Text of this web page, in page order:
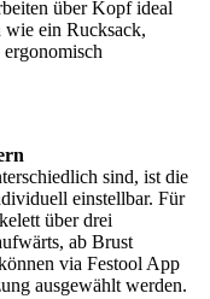
über Kopf ideal
wie ein Rucksack,
sind, ist die
einstellbar. Für
über drei
ab Brust
via Festool App
ausgewählt werden.